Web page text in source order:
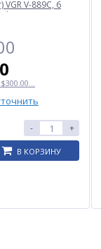
V-889C, 6
9000RPM
- +
В КОРЗИНУ